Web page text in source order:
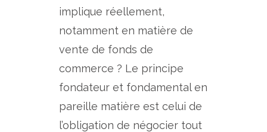
implique réellement,
notamment en matière de
vente de fonds de
commerce ? Le principe
fondateur et fondamental en
pareille matière est celui de
l’obligation de négocier tout